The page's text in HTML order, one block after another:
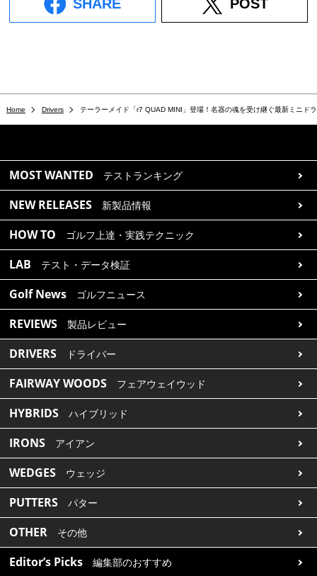
SHARE POST
Home Drivers テーラーメイド「r7 QUAD MINI」登場！名器の魂を受け継ぐ最新ミニド
MOST WANTED テストランキング
NEW RELEASES 新製品情報
HOW TO ゴルフ上達・実践テクニック
LAB テスト・データ検証
Golf News ゴルフニュース
REVIEWS 製品レビュー
DRIVERS ドライバー
FAIRWAY WOODS フェアウェイウッド
HYBRIDS ハイブリッド
IRONS アイアン
WEDGES ウェッジ
PUTTERS パター
OTHER その他
Editor’s Picks 編集部のおすすめ